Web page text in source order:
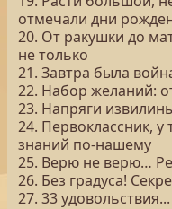
отмечали дни
20. От ракушки до
не только
21. Завтра была
22. Набор желаний:
23. Напряги
24. Первоклассник, у
знаний по-нашему
25. Верю не верю…
26. Без градуса!
27. 33